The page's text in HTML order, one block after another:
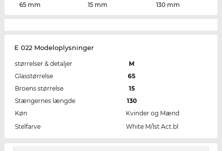
65 mm
15 mm
130 mm
E 022 Modeloplysninger
størrelser & detaljer
M
Glasstørrelse
65
Broens størrelse
15
Stængernes længde
130
Køn
Kvinder og Mænd
Stelfarve
White M/lst Act.bl